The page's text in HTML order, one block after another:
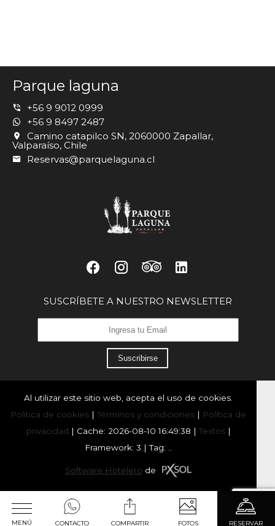
Parque laguna
+56 9 9012 0999
+56 9 8497 2487
Camino catapilco SN, 2060000 Zapallar,
Valparaíso, Chile
Reservas@parquelaguna.cl
SUSCRÍBETE A NUESTRO NEWSLETTER
Suscribirse
Al utilizar este sitio web, acepta el uso de cookies.
Política de cookies | Términos y condiciones | Política de
privacidad | Cache: 2026-08-10 16:49:38 | Textos|
Framework: 3 |Tag:
Software Hotelero de
MENÚ CONTACTO COMPARTIR FOTOS RESERVAR